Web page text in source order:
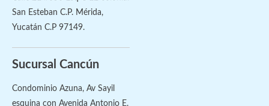
San Esteban C.P. Mérida,
Yucatán C.P 97149.
Sucursal Cancún
Condominio Azuna, Av Sayil
esquina con Avenida Antonio E.